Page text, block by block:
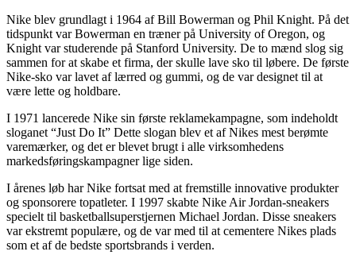
Nike blev grundlagt i 1964 af Bill Bowerman og Phil Knight. På det
tidspunkt var Bowerman en træner på University of Oregon, og
Knight var studerende på Stanford University. De to mænd slog sig
sammen for at skabe et firma, der skulle lave sko til løbere. De første
Nike-sko var lavet af lærred og gummi, og de var designet til at
være lette og holdbare.
I 1971 lancerede Nike sin første reklamekampagne, som indeholdt
sloganet “Just Do It” Dette slogan blev et af Nikes mest berømte
varemærker, og det er blevet brugt i alle virksomhedens
markedsføringskampagner lige siden.
I årenes løb har Nike fortsat med at fremstille innovative produkter
og sponsorere topatleter. I 1997 skabte Nike Air Jordan-sneakers
specielt til basketballsuperstjernen Michael Jordan. Disse sneakers
var ekstremt populære, og de var med til at cementere Nikes plads
som et af de bedste sportsbrands i verden.